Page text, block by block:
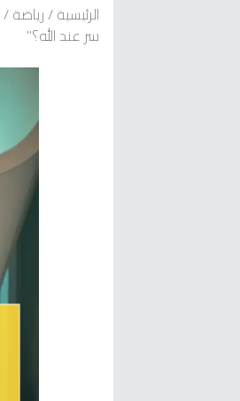
الرئيسية/رياضة/
سر عند الله؟"